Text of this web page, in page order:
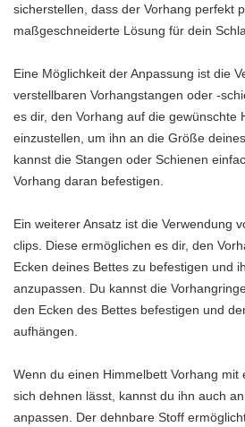
sicherstellen, dass der Vorhang perfekt
maßgeschneiderte Lösung für dein
Eine Möglichkeit der Anpassung ist die
verstellbaren Vorhangstangen oder -
es dir, den Vorhang auf die gewünschte
einzustellen, um ihn an die Größe
kannst die Stangen oder Schienen
Vorhang daran befestigen.
Ein weiterer Ansatz ist die Verwendung
clips. Diese ermöglichen es dir, den
Ecken deines Bettes zu befestigen und
anzupassen. Du kannst die
den Ecken des Bettes befestigen und
aufhängen.
Wenn du einen Himmelbett Vorhang mit
sich dehnen lässt, kannst du ihn auch
anpassen. Der dehnbare Stoff